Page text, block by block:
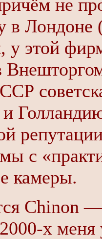
не
в
у этой
с
камеры.
Chinon
х меня